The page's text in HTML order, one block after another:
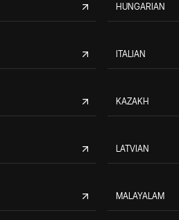
HUNGARIAN
ITALIAN
KAZAKH
LATVIAN
MALAYALAM